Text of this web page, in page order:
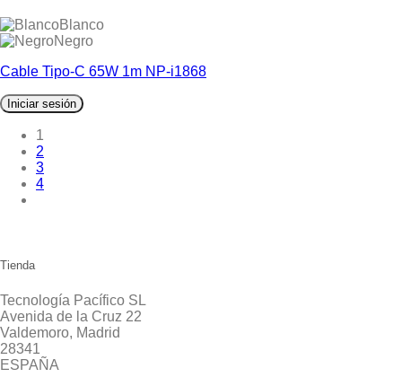
Blanco
Negro
Cable Tipo-C 65W 1m NP-i1868
Iniciar sesión
1
2
3
4
Tienda
Tecnología Pacífico SL
Avenida de la Cruz 22
Valdemoro, Madrid
28341
ESPAÑA